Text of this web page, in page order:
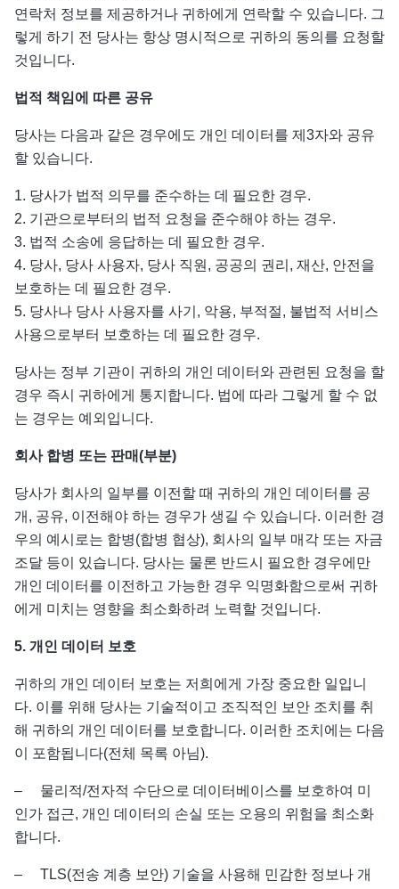
연락처 정보를 제공하거나 귀하에게 연락할 수 있습니다. 그
렇게 하기 전 당사는 항상 명시적으로 귀하의 동의를 요청할
것입니다.
법적 책임에 따른 공유
당사는 다음과 같은 경우에도 개인 데이터를 제3자와 공유
할 있습니다.
1. 당사가 법적 의무를 준수하는 데 필요한 경우.
2. 기관으로부터의 법적 요청을 준수해야 하는 경우.
3. 법적 소송에 응답하는 데 필요한 경우.
4. 당사, 당사 사용자, 당사 직원, 공공의 권리, 재산, 안전을
보호하는 데 필요한 경우.
5. 당사나 당사 사용자를 사기, 악용, 부적절, 불법적 서비스
사용으로부터 보호하는 데 필요한 경우.
당사는 정부 기관이 귀하의 개인 데이터와 관련된 요청을 할
경우 즉시 귀하에게 통지합니다. 법에 따라 그렇게 할 수 없
는 경우는 예외입니다.
회사 합병 또는 판매(부분)
당사가 회사의 일부를 이전할 때 귀하의 개인 데이터를 공
개, 공유, 이전해야 하는 경우가 생길 수 있습니다. 이러한 경
우의 예시로는 합병(합병 협상), 회사의 일부 매각 또는 자금
조달 등이 있습니다. 당사는 물론 반드시 필요한 경우에만
개인 데이터를 이전하고 가능한 경우 익명화함으로써 귀하
에게 미치는 영향을 최소화하려 노력할 것입니다.
5. 개인 데이터 보호
귀하의 개인 데이터 보호는 저희에게 가장 중요한 일입니
다. 이를 위해 당사는 기술적이고 조직적인 보안 조치를 취
해 귀하의 개인 데이터를 보호합니다. 이러한 조치에는 다음
이 포함됩니다(전체 목록 아님).
– 물리적/전자적 수단으로 데이터베이스를 보호하여 미
인가 접근, 개인 데이터의 손실 또는 오용의 위험을 최소화
합니다.
– TLS(전송 계층 보안) 기술을 사용해 민감한 정보나 개